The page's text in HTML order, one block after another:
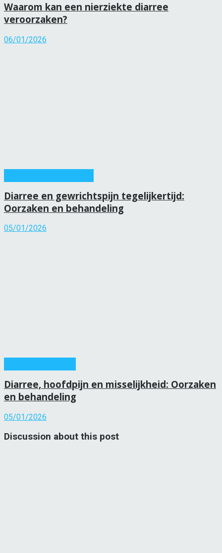
Waarom kan een nierziekte diarree
veroorzaken?
06/01/2026
Diarree en gewrichtspijn tegelijkertijd:
Oorzaken en behandeling
05/01/2026
Diarree, hoofdpijn en misselijkheid: Oorzaken
en behandeling
05/01/2026
Discussion about this post